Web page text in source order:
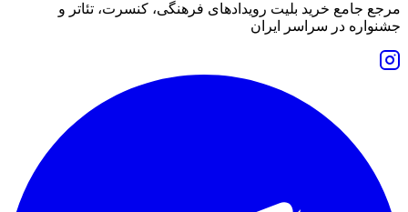
مرجع جامع خرید بلیت رویدادهای فرهنگی، کنسرت، تئاتر و
جشنواره در سراسر ایران